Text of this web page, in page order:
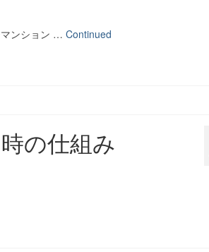
マンション … Continued
の仕組み